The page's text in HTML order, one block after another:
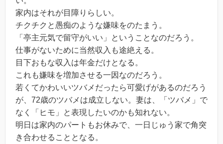
家内はそれが目障りらしい。
チクチクと愚痴のような嫌味をのたまう。
「亭主元気で留守がいい」ということなのだろう。
仕事がないために当然収入も途絶える。
目下おもな収入は年金だけとなる。
これも嫌味を増加させる一因なのだろう。
若くてかわいいツバメだったら可愛げがあるのだろう
が、72歳のツバメは成立しない。妻は、「ツバメ」で
なく「ヒモ」と表現したいのかも知れない。
明日は家内のパートもお休みで、一日じゅう家で角突
き合わせることとなる。